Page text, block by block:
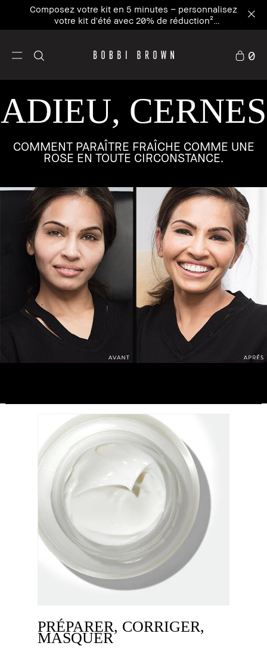
Composez votre kit en 5 minutes – personnalisez
votre kit d'été avec 20% de réduction²
Personnaliser maintenant
0
ADIEU, CERNES
COMMENT PARAÎTRE FRAÎCHE COMME UNE
ROSE EN TOUTE CIRCONSTANCE.
PRÉPARER, CORRIGER,
MASQUER